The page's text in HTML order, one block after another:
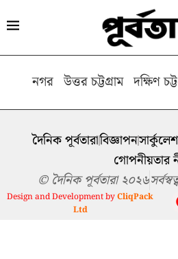
নগর উত্তর চট্টগ্রাম দক্ষিণ
দৈনিক পূর্বতারাবিজ্ঞাপন
গোপনীয়তার
© দৈনিক পূর্বতারা ২০২৬
Design and Development byCliqPack
Ltd